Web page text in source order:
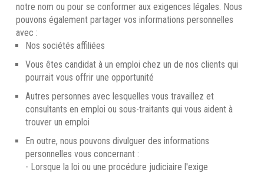
notre nom ou pour se conformer aux exigences légales. Nous
pouvons également partager vos informations personnelles
avec :
Nos sociétés affiliées
Vous êtes candidat à un emploi chez un de nos clients qui
pourrait vous offrir une opportunité
Autres personnes avec lesquelles vous travaillez et
consultants en emploi ou sous-traitants qui vous aident à
trouver un emploi
En outre, nous pouvons divulguer des informations
personnelles vous concernant :
- Lorsque la loi ou une procédure judiciaire l'exige